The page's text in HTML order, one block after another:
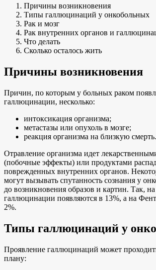
Причины возникновения
Типы галлюцинаций у онкобольных
Рак и мозг
Рак внутренних органов и
Что делать
Сколько осталось жить
Причины возникновения
Причин, по которым у больных раком
галлюцинации, несколько:
интоксикация организма;
метастазы или опухоль в мозге;
реакция организма на близкую смерть.
Отравление организма идет
(побочные эффекты) или продуктами
поврежденных внутренних органов.
могут вызывать спутанность сознания у
до возникновения образов и картин. Так,
галлюцинации появляются в 13%, а на
2%.
Типы галлюцинаций у
Проявление галлюцинаций может
плану: